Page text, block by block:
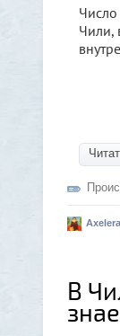
Чили,
В